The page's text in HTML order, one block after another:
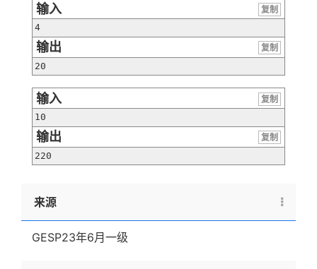
输入
复制
4
输出
复制
20
输入
复制
10
输出
复制
220
来源
GESP23年6月一级